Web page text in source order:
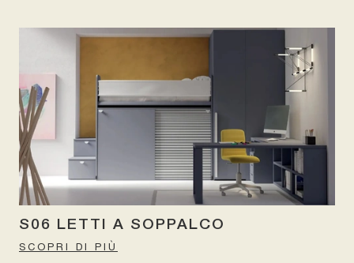
S06 LETTI A SOPPALCO
SCOPRI DI PIÙ